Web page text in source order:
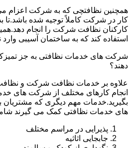
همچنین نظافتچی که به شرکت اعزام
کار در شرکت کاملاً توجیه شده باشد.تا
کارکنان نظافت شرکت را انجام
استفاده کند که به ساختمان آسیبی وارد
شرکت های خدمات نظافتی به جز
دهند؟
علاوه بر خدمات نظافت شرکت و
انجام کارهای مختلف از شرکت های
بگیرید.خدمات مهم دیگری که مشتریان
های خدمات نظافتی کمک می گیرند
پذیرایی در مراسم مختلف
جابجایی اثاثیه